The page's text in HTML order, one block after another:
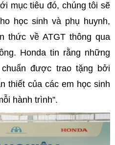
mục tiêu đó, chúng tôi sẽ
học sinh và phụ huynh,
thức về ATGT thông qua
Honda tin rằng những
được trao tặng bởi
thiết của các em học sinh
hành trình”.